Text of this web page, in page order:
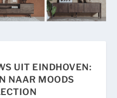
UIT EINDHOVEN:
NAAR MOODS